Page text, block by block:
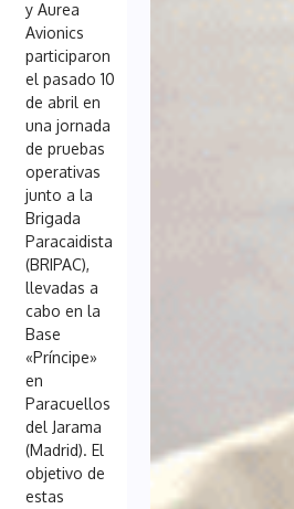
y Aurea
Avionics
participaron
el pasado 10
de abril en
una jornada
de pruebas
operativas
junto a la
Brigada
Paracaidista
(BRIPAC),
llevadas a
cabo en la
Base
«Príncipe»
en
Paracuellos
del Jarama
(Madrid). El
objetivo de
estas